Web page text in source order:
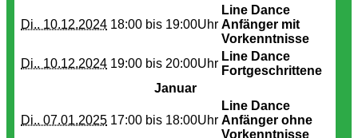
Di.. 10.12.2024 18:00 bis 19:00Uhr
Line Dance
Anfänger mit
Vorkenntnisse
Di.. 10.12.2024 19:00 bis 20:00Uhr
Line Dance
Fortgeschrittene
Januar
Di.. 07.01.2025 17:00 bis 18:00Uhr
Line Dance
Anfänger ohne
Vorkenntnisse